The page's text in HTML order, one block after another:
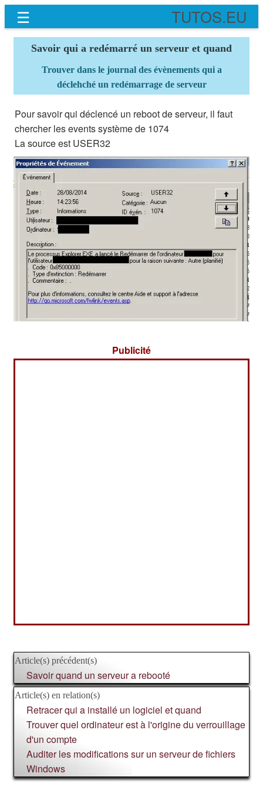
☰ TUTOS.EU
Savoir qui a redémarré un serveur et quand
Trouver dans le journal des évènements qui a
déclehché un redémarrage de serveur
Pour savoir qui déclencé un reboot de serveur, il faut
chercher les events système de 1074
La source est USER32
Publicité
Article(s) précédent(s)
Savoir quand un serveur a rebooté
Article(s) en relation(s)
Retracer qui a installé un logiciel et quand
Trouver quel ordinateur est à l'origine du verrouillage
d'un compte
Auditer les modifications sur un serveur de fichiers
Windows